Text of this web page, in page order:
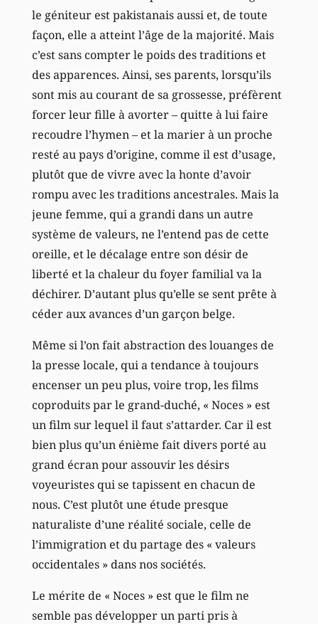
le géniteur est pakistanais aussi et, de toute
façon, elle a atteint l’âge de la majorité. Mais
c’est sans compter le poids des traditions et
des apparences. Ainsi, ses parents, lorsqu’ils
sont mis au courant de sa grossesse, préfèrent
forcer leur fille à avorter – quitte à lui faire
recoudre l’hymen – et la marier à un proche
resté au pays d’origine, comme il est d’usage,
plutôt que de vivre avec la honte d’avoir
rompu avec les traditions ancestrales. Mais la
jeune femme, qui a grandi dans un autre
système de valeurs, ne l’entend pas de cette
oreille, et le décalage entre son désir de
liberté et la chaleur du foyer familial va la
déchirer. D’autant plus qu’elle se sent prête à
céder aux avances d’un garçon belge.
Même si l’on fait abstraction des louanges de
la presse locale, qui a tendance à toujours
encenser un peu plus, voire trop, les films
coproduits par le grand-duché, « Noces » est
un film sur lequel il faut s’attarder. Car il est
bien plus qu’un énième fait divers porté au
grand écran pour assouvir les désirs
voyeuristes qui se tapissent en chacun de
nous. C’est plutôt une étude presque
naturaliste d’une réalité sociale, celle de
l’immigration et du partage des « valeurs
occidentales » dans nos sociétés.
Le mérite de « Noces » est que le film ne
semble pas développer un parti pris à